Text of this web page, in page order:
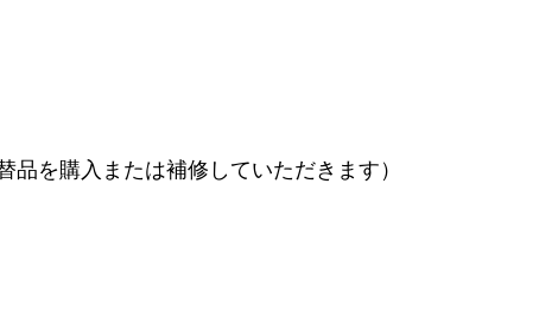
を購入または補修していただきます）